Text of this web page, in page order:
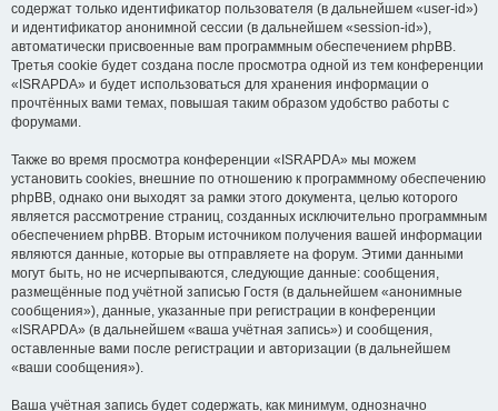
содержат только идентификатор пользователя (в дальнейшем «user-id»)
и идентификатор анонимной сессии (в дальнейшем «session-id»),
автоматически присвоенные вам программным обеспечением phpBB.
Третья cookie будет создана после просмотра одной из тем конференции
«ISRAPDA» и будет использоваться для хранения информации о
прочтённых вами темах, повышая таким образом удобство работы с
форумами.
Также во время просмотра конференции «ISRAPDA» мы можем
установить cookies, внешние по отношению к программному обеспечению
phpBB, однако они выходят за рамки этого документа, целью которого
является рассмотрение страниц, созданных исключительно программным
обеспечением phpBB. Вторым источником получения вашей информации
являются данные, которые вы отправляете на форум. Этими данными
могут быть, но не исчерпываются, следующие данные: сообщения,
размещённые под учётной записью Гостя (в дальнейшем «анонимные
сообщения»), данные, указанные при регистрации в конференции
«ISRAPDA» (в дальнейшем «ваша учётная запись») и сообщения,
оставленные вами после регистрации и авторизации (в дальнейшем
«ваши сообщения»).
Ваша учётная запись будет содержать, как минимум, однозначно